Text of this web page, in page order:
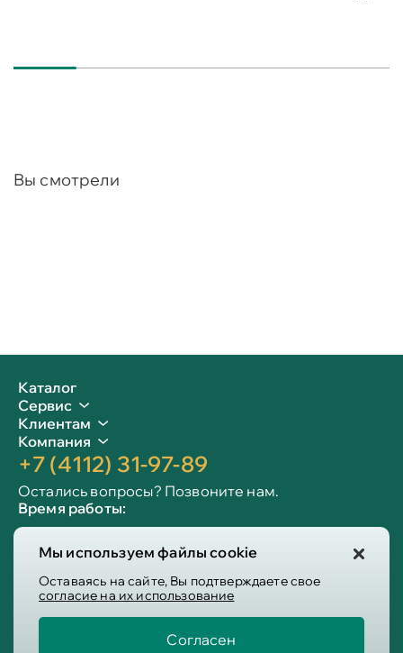
Мы используем файлы cookie
Оставаясь на сайте, Вы подтверждаете свое
согласие на их использование
Согласен
Вы смотрели
Каталог
Сервис
Клиентам
Компания
+7 (4112) 31-97-89
Остались вопросы? Позвоните нам.
Время работы:
Сб-вс: 10:00 - 19:00
Info@victoria-mebel.ru